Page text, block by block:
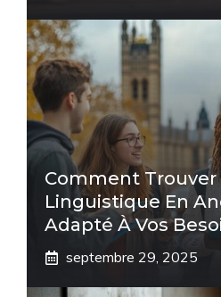
Comment Trouver
Linguistique En
Adapté À Vos
septembre 29, 2025